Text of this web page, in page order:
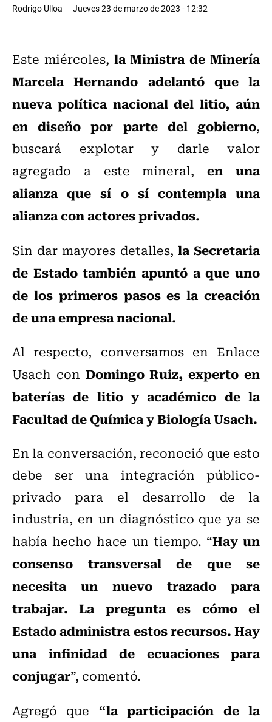
Rodrigo Ulloa Jueves 23 de marzo de 2023 - 12:32
Este miércoles, la Ministra de Minería
Marcela Hernando adelantó que la
nueva política nacional del litio, aún
en diseño por parte del gobierno,
buscará explotar y darle valor
agregado a este mineral,en una
alianza que sí o sí contempla una
alianza con actores privados.
Sin dar mayores detalles, la Secretaria
de Estado también apuntó a que uno
de los primeros pasos es la creación
de una empresa nacional.
Al respecto, conversamos en Enlace
Usach con Domingo Ruiz, experto en
baterías de litio y académico de la
Facultad de Química y Biología Usach.
En la conversación, reconoció que esto
debe ser una integración público-
privado para el desarrollo de la
industria, en un diagnóstico que ya se
había hecho hace un tiempo. “Hay un
consenso transversal de que se
necesita un nuevo trazado para
trabajar. La pregunta es cómo el
Estado administra estos recursos. Hay
una infinidad de ecuaciones para
conjugar”, comentó.
Agregó que “la participación de la